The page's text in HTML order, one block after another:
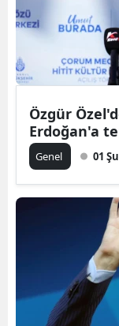
Özgür
Erdoğan'a
Genel 01